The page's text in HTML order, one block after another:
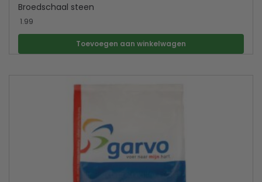
Broedschaal steen
1.99
Toevoegen aan winkelwagen